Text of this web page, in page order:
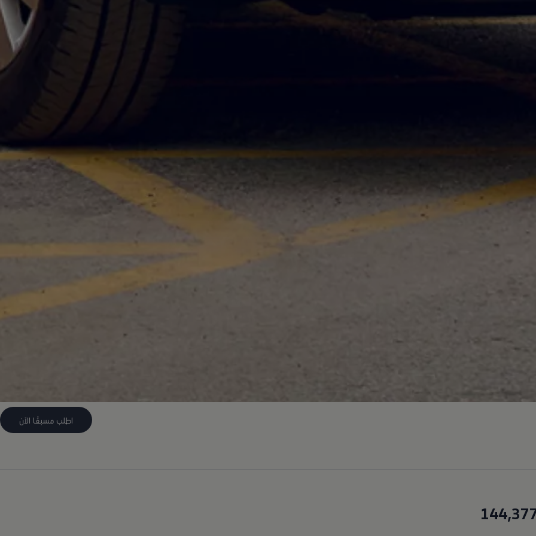
اطلب مسبقًا الآن